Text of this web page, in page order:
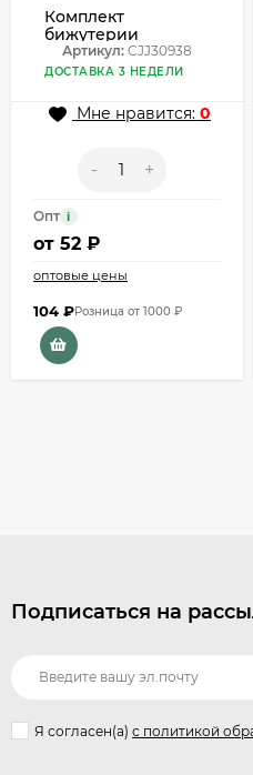
Комплект
бижутерии
CJJ30938
Артикул: CJJ30938
ДОСТАВКА 3 НЕДЕЛИ
Мне нравится: 0
- +
Опт i
от 52 ₽
оптовые цены
104 ₽Розница от 1000 ₽
Подписаться на
Я согласен(a) с политикой